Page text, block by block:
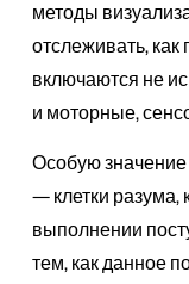
методы
отслеживать,
включаются не
и моторные,
Особую
— клетки разума,
выполнении
тем, как данное